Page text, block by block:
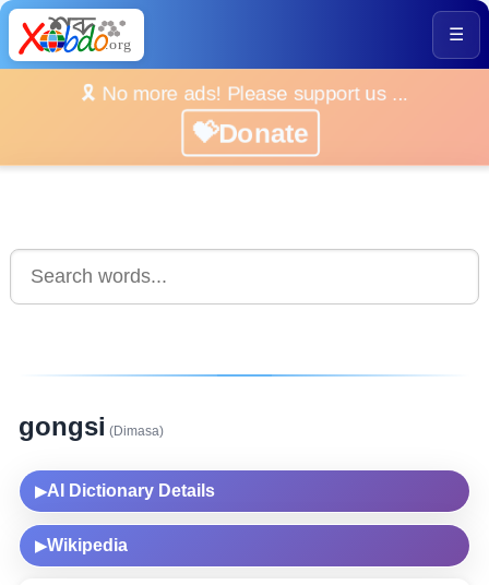
☰
🎗️ No more ads! Please support us ...
💝Donate
gongsi (Dimasa)
▶AI Dictionary Details
▶Wikipedia